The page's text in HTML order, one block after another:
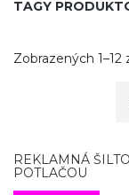
TAGY
Zobrazených 1–12
REKLAMNÁ
POTLAČOU